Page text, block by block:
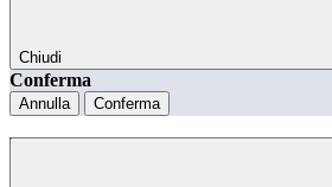
Chiudi
Conferma
Annulla Conferma